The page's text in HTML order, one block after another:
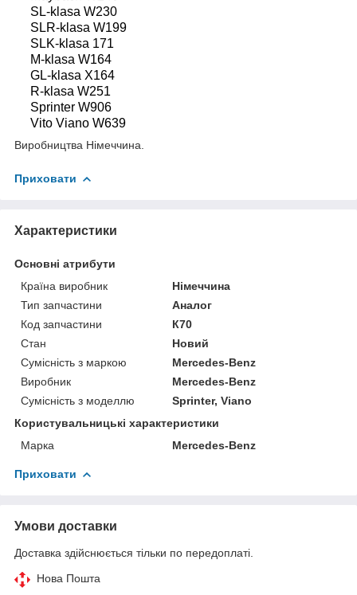
SL-klasa W230
SLR-klasa W199
SLK-klasa 171
M-klasa W164
GL-klasa X164
R-klasa W251
Sprinter W906
Vito Viano W639
Виробництва Німеччина.
Приховати
Характеристики
Основні атрибути
Країна виробник
Німеччина
Тип запчастини
Аналог
Код запчастини
К70
Стан
Новий
Сумісність з маркою
Mercedes-Benz
Виробник
Mercedes-Benz
Сумісність з моделлю
Sprinter, Viano
Користувальницькі характеристики
Марка
Mercedes-Benz
Приховати
Умови доставки
Доставка здійснюється тільки по передоплаті.
Нова Пошта